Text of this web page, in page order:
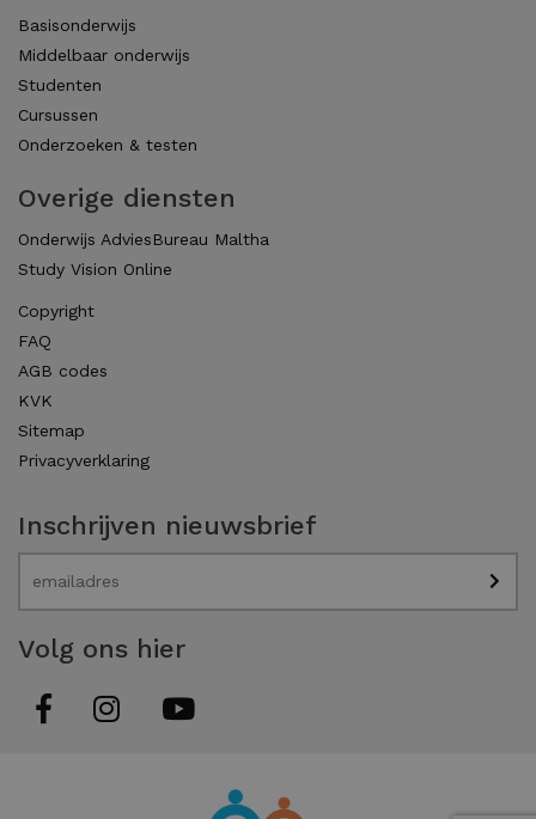
Basisonderwijs
Middelbaar onderwijs
Studenten
Cursussen
Onderzoeken & testen
Overige diensten
Onderwijs AdviesBureau Maltha
Study Vision Online
Copyright
FAQ
AGB codes
KVK
Sitemap
Privacyverklaring
Inschrijven nieuwsbrief
Volg ons hier